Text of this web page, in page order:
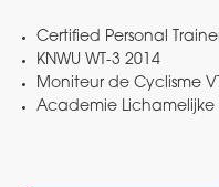
Certified Personal
KNWU WT-3 2014
Moniteur de Cyclisme
Academie